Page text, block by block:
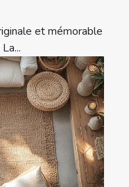
et mémorable